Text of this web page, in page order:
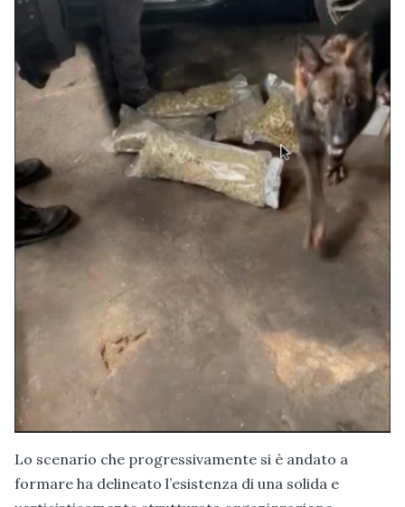
Lo scenario che progressivamente si è andato a
formare ha delineato l’esistenza di una solida e